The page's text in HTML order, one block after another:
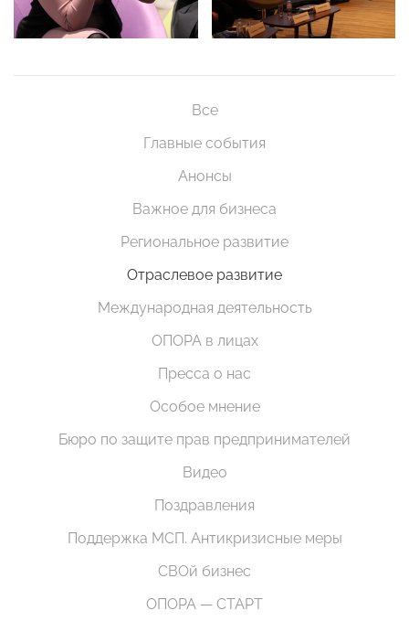
Все
Главные события
Анонсы
Важное для бизнеса
Региональное развитие
Отраслевое развитие
Международная деятельность
ОПОРА в лицах
Пресса о нас
Особое мнение
Бюро по защите прав предпринимателей
Видео
Поздравления
Поддержка МСП. Антикризисные меры
СВОй бизнес
ОПОРА — СТАРТ